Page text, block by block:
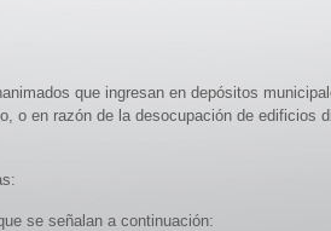
que ingresan en depósitos
o en razón de la desocupación de edificios
se señalan a continuación: